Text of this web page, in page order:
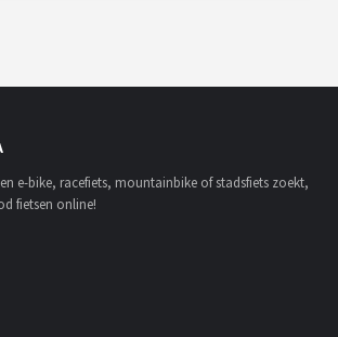
e-bike, racefiets, mountainbike of stadsfiets zoekt,
fietsen online!